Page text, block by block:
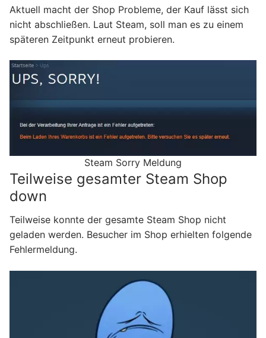
Aktuell macht der Shop Probleme, der Kauf lässt sich
nicht abschließen. Laut Steam, soll man es zu einem
späteren Zeitpunkt erneut probieren.
Steam Sorry Meldung
Teilweise gesamter Steam Shop
down
Teilweise konnte der gesamte Steam Shop nicht
geladen werden. Besucher im Shop erhielten folgende
Fehlermeldung.